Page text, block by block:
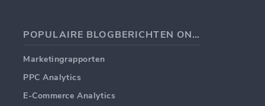
POPULAIRE BLOGBERICHTEN ONDERWERPEN
Marketingrapporten
PPC Analytics
E-Commerce Analytics